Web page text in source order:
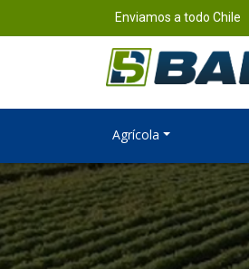
Enviamos a todo Chile
Agrícola